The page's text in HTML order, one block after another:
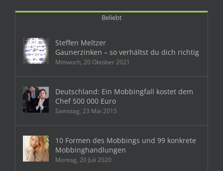
Beliebt
Steffen Meltzer
Gaunerzinken – so verhältst du dich richtig
Mittwoch, 20 Oktober 2021
Deutschland: Ein Mobbingfall kostet dem
Chef 500 000 Euro
Samstag, 23 Mai 2015
10 Formen des Mobbings und 99 konkrete
Mobbinghandlungen
Montag, 20 Juli 2020